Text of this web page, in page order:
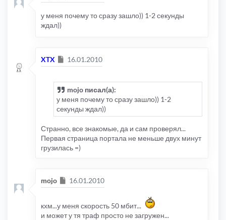
у меня почему то сразу зашло)) 1-2 секунды
ждал))
XTX Сообщение
16.01.2010
mojo писал(а):
у меня почему то сразу зашло)) 1-2
секунды ждал))
Странно, все знакомые, да и сам проверял...
Первая страница портала не меньше двух минут
грузилась =)
mojo Сообщение
16.01.2010
кхм...у меня скорость 50 мбит...
и может у тя траф просто не загружен...